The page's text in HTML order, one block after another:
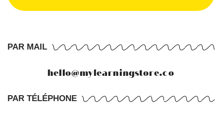
PAR MAIL
hello@mylearningstore.co
PAR TÉLÉPHONE